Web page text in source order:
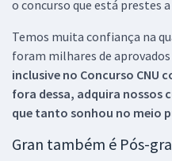
o concurso que está prestes
Temos muita confiança na
foram milhares de
inclusive no Concurso CNU
fora dessa, adquira nossos
que tanto sonhou no meio
Gran também é Pós-